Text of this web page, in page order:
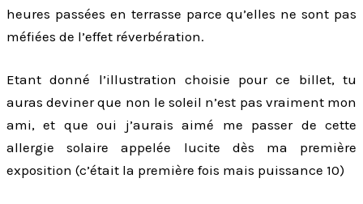
heures passées en terrasse parce qu’elles ne sont pas
méfiées de l’effet réverbération.
Etant donné l’illustration choisie pour ce billet, tu
auras deviner que non le soleil n’est pas vraiment mon
ami, et que oui j’aurais aimé me passer de cette
allergie solaire appelée lucite dès ma première
exposition (c’était la première fois mais puissance 10)